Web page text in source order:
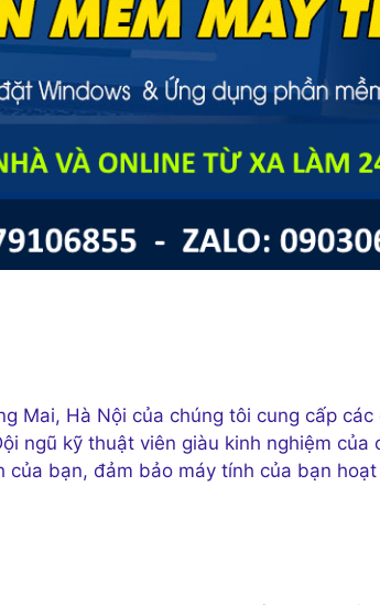
Mai, Hà Nội của chúng tôi cung cấp các
ngũ kỹ thuật viên giàu kinh nghiệm của
bạn, đảm bảo máy tính của bạn